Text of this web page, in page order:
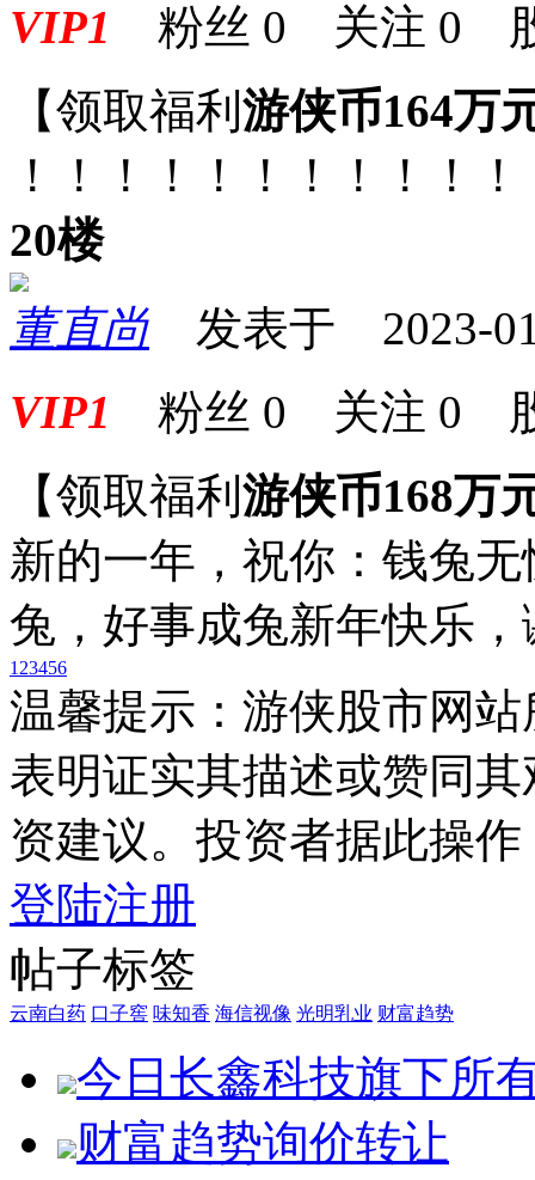
VIP1 粉丝 0 关注 0
【领取福利 游侠币164万
！！！！！！！！！！！
20楼
董直尚 发表于 2023-
VIP1 粉丝 0 关注 0
【领取福利 游侠币168万
新的一年，祝你：钱兔
兔，好事成兔新年快乐
123456
温馨提示：游侠股市网
表明证实其描述或赞同
资建议。投资者据此操
登陆注册
帖子标签
云南白药 口子窖 味知香 海信视像 光明乳业 财富趋势
今日长鑫科技旗下所
财富趋势询价转让